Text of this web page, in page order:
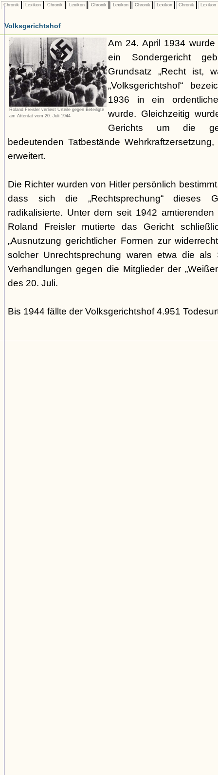
Chronik Lexikon Chronik Lexikon Chronik Lexikon Chronik Lexikon Chronik Lexikon
Volksgerichtshof
Roland Freisler verliest Urteile gegen Beteiligte
am Attentat vom 20. Juli 1944
Am 24. April 1934
ein Sondergericht
Grundsatz „Recht ist,
„Volksgerichtshof“
1936 in ein
wurde. Gleichzeitig
Gerichts um die
bedeutenden Tatbestände
erweitert.
Die Richter wurden von Hitler persönlich
dass sich die „Rechtsprechung“ dieses
radikalisierte. Unter dem seit 1942 amtierenden
Roland Freisler mutierte das Gericht
„Ausnutzung gerichtlicher Formen zur
solcher Unrechtsprechung waren etwa die als
Verhandlungen gegen die Mitglieder der
des 20. Juli.
Bis 1944 fällte der Volksgerichtshof 4.951